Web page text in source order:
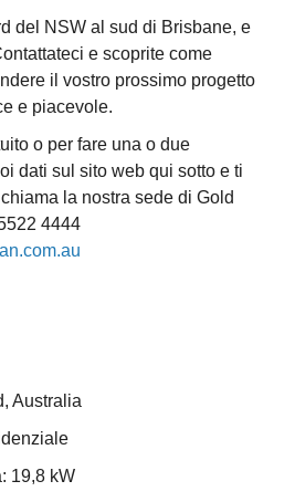
del NSW al sud di Brisbane, e
e scoprite come
il vostro prossimo progetto
e piacevole.
o per fare una o due
dati sul sito web qui sotto e ti
la nostra sede di Gold
4444
Australia
19,8 kW